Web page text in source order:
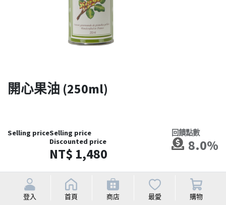
開心果油 (250ml)
Selling priceSelling price
Discounted price
NT$ 1,480
回饋點數
8.0%
登入 首頁 商店 最愛 購物